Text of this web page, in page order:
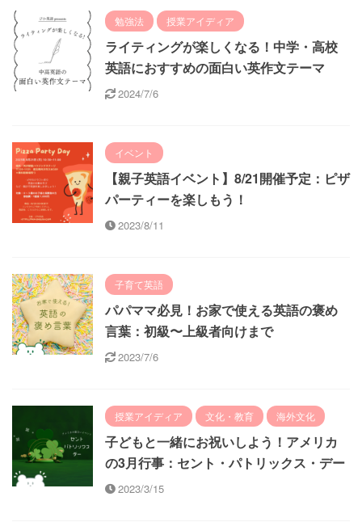
勉強法 授業アイディア
ライティングが楽しくなる！中学・高校
英語におすすめの面白い英作文テーマ
2024/7/6
イベント
【親子英語イベント】8/21開催予定：ピザ
パーティーを楽しもう！
2023/8/11
子育て英語
パパママ必見！お家で使える英語の褒め
言葉：初級〜上級者向けまで
2023/7/6
授業アイディア 文化・教育 海外文化
子どもと一緒にお祝いしよう！アメリカ
の3月行事：セント・パトリックス・デー
2023/3/15